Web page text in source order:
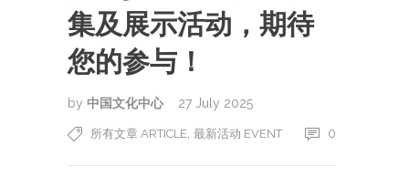
集及展示活动，期待
您的参与！
by 中国文化中心 27 July 2025
所有文章 ARTICLE, 最新活动 EVENT 0